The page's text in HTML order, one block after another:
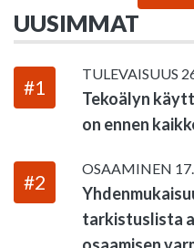
UUSIMMAT
#1
TULEVAISUUS
Tekoälyn
on ennen
#2
OSAAMINEN
tarkistuslista